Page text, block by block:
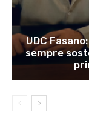
UDC
sempre